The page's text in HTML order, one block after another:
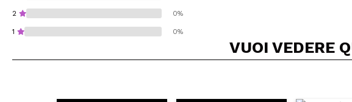
2 0%
1 0%
Condividi
Il tuo video potrebbe
VUOI VEDERE